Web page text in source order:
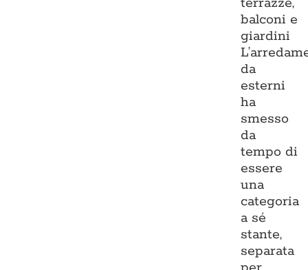
balconi e
giardini
da
esterni
ha
smesso
da
tempo di
essere
una
categoria
a sé
stante,
separata